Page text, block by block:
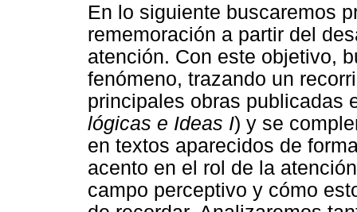
En lo siguiente buscaremos
rememoración a partir del
atención. Con este objetivo,
fenómeno, trazando un
principales obras publicadas
lógicas e Ideas I) y se
en textos aparecidos de
acento en el rol de la
campo perceptivo y cómo